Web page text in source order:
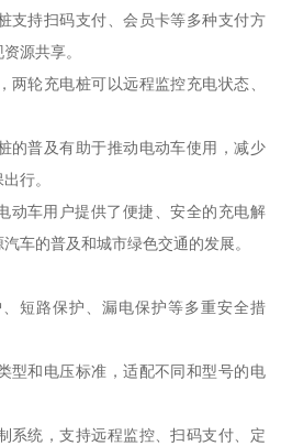
支持扫码支付、会员卡等多种支付方
源共享。
两轮充电桩可以远程监控充电状态、
的普及有助于推动电动车使用，减少
行。
动车用户提供了便捷、安全的充电解
车的普及和城市绿色交通的发展。
短路保护、漏电保护等多重安全措
型和电压标准，适配不同和型号的电
系统，支持远程监控、扫码支付、定